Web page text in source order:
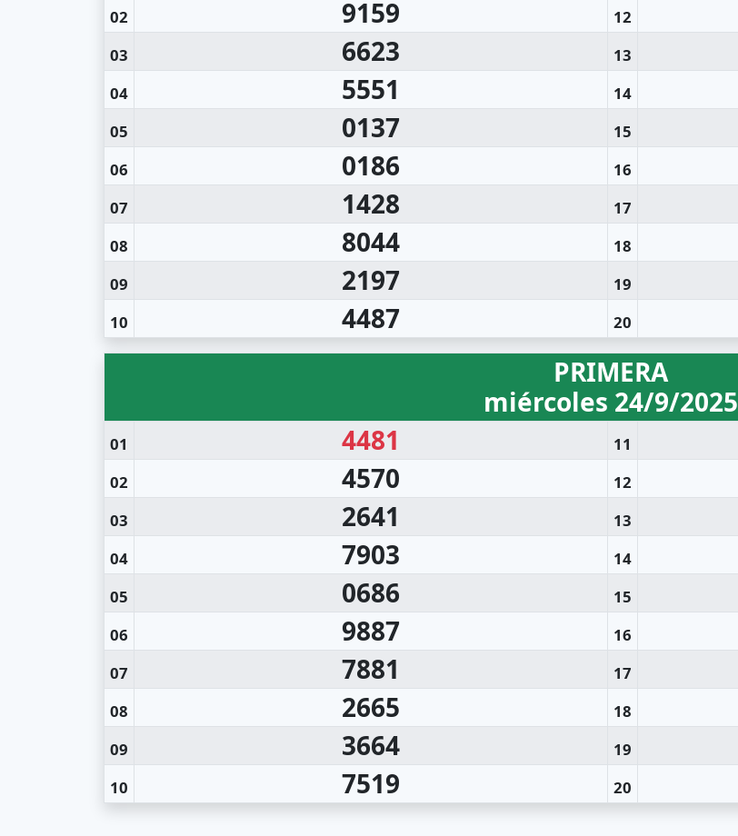
02 9159 12
03 6623 13
04 5551 14
05 0137 15
06 0186 16
07 1428 17
08 8044 18
09 2197 19
10 4487 20
PRIMERA
miércoles 24/9/2025
01 4481 11
02 4570 12
03 2641 13
04 7903 14
05 0686 15
06 9887 16
07 7881 17
08 2665 18
09 3664 19
10 7519 20